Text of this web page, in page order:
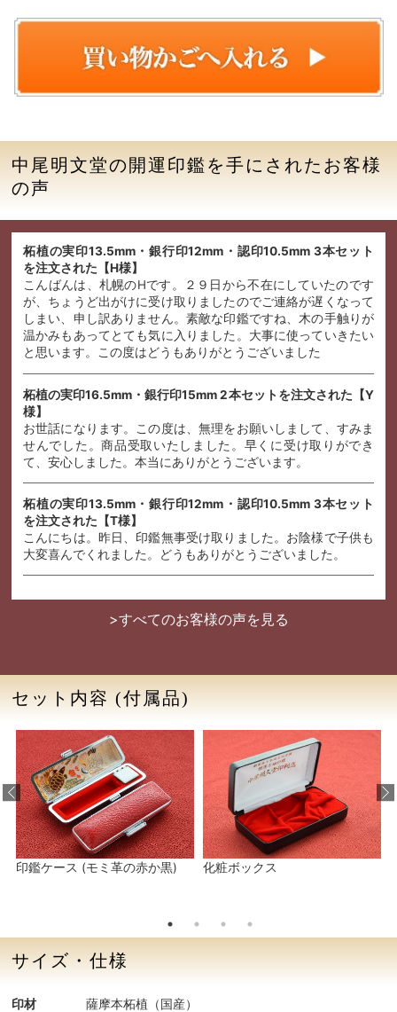
中尾明文堂の開運印鑑を手にされたお客様
の声
柘植の実印13.5mm・銀行印12mm・認印10.5mm 3本セット
を注文された【H様】
こんばんは、札幌のHです。２９日から不在にしていたのです
が、ちょうど出がけに受け取りましたのでご連絡が遅くなって
しまい、申し訳ありません。素敵な印鑑ですね、木の手触りが
温かみもあってとても気に入りました。大事に使っていきたい
と思います。この度はどうもありがとうございました
柘植の実印16.5mm・銀行印15mm 2本セットを注文された【Y
様】
お世話になります。この度は、無理をお願いしまして、すみま
せんでした。商品受取いたしました。早くに受け取りができ
て、安心しました。本当にありがとうございます。
柘植の実印13.5mm・銀行印12mm・認印10.5mm 3本セット
を注文された【T様】
こんにちは。昨日、印鑑無事受け取りました。お陰様で子供も
大変喜んでくれました。どうもありがとうございました。
>すべてのお客様の声を見る
セット内容(付属品)
印鑑ケース (モミ革の赤か黒) 化粧ボックス
サイズ・仕様
印材
薩摩本柘植（国産）